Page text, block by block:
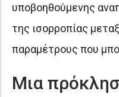
υποβοηθούμενης
της ισορροπίας
παραμέτρους που
Μια